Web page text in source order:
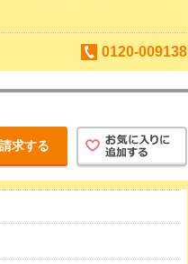
0120-009138
求する